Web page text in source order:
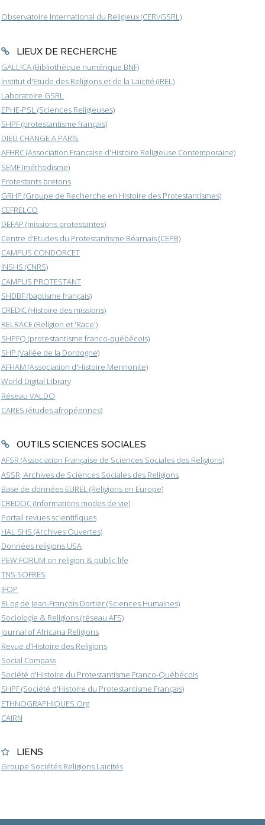
Observatoire International du Religieux (CERI/GSRL)
LIEUX DE RECHERCHE
GALLICA (Bibliothèque numérique BNF)
Institut d'Etude des Religions et de la Laïcité (IREL)
Laboratoire GSRL
EPHE-PSL (Sciences Religieuses)
SHPF (protestantisme français)
DIEU CHANGE A PARIS
AFHRC (Association Française d'Histoire Religieuse Contemporaine)
SEMF (méthodisme)
Protestants bretons
GRHP (Groupe de Recherche en Histoire des Protestantismes)
CEFRELCO
DEFAP (missions protestantes)
Centre d'Etudes du Protestantisme Béarnais (CEPB)
CAMPUS CONDORCET
INSHS (CNRS)
CAMPUS PROTESTANT
SHDBF (baptisme français)
CREDIC (Histoire des missions)
RELRACE (Religion et 'Race')
SHPFQ (protestantisme franco-québécois)
SHP (Vallée de la Dordogne)
AFHAM (Association d'Histoire Mennonite)
World Digital Library
Réseau VALDO
CARES (études afropéennes)
OUTILS SCIENCES SOCIALES
AFSR (Association Française de Sciences Sociales des Religions)
ASSR, Archives de Sciences Sociales des Religions
Base de données EUREL (Religions en Europe)
CREDOC (Informations modes de vie)
Portail revues scientifiques
HAL SHS (Archives Ouvertes)
Données religions USA
PEW FORUM on religion & public life
TNS SOFRES
IFOP
BLog de Jean-François Dortier (Sciences Humaines)
Sociologie & Religions (réseau AFS)
Journal of Africana Religions
Revue d'Histoire des Religions
Social Compass
Société d'Histoire du Protestantisme Franco-Québécois
SHPF (Société d'Histoire du Protestantisme Français)
ETHNOGRAPHIQUES.Org
CAIRN
LIENS
Groupe Sociétés Religions Laïcités